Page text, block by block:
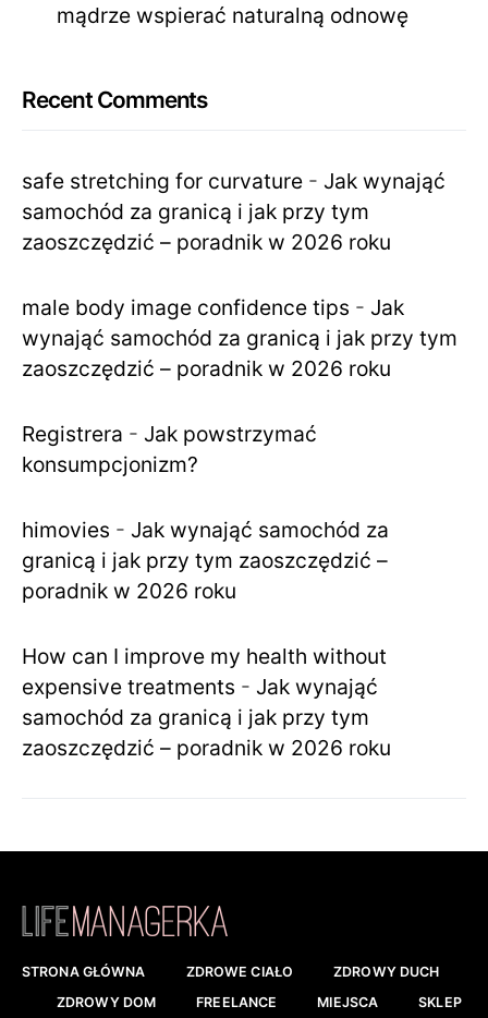
mądrze wspierać naturalną odnowę
Recent Comments
safe stretching for curvature - Jak wynająć
samochód za granicą i jak przy tym
zaoszczędzić – poradnik w 2026 roku
male body image confidence tips - Jak
wynająć samochód za granicą i jak przy tym
zaoszczędzić – poradnik w 2026 roku
Registrera - Jak powstrzymać
konsumpcjonizm?
himovies - Jak wynająć samochód za
granicą i jak przy tym zaoszczędzić –
poradnik w 2026 roku
How can I improve my health without
expensive treatments - Jak wynająć
samochód za granicą i jak przy tym
zaoszczędzić – poradnik w 2026 roku
STRONA GŁÓWNA ZDROWE CIAŁO
ZDROWY DUCH
ZDROWY DOM
FREELANCE MIEJSCA SKLEP